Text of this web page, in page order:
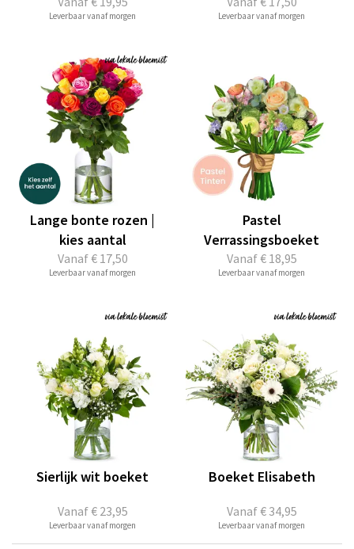
Leverbaar vanaf morgen Leverbaar vanaf morgen
Vanaf€ 17,50
Lange bonte rozen |
kies aantal
Leverbaar vanaf morgen
Vanaf€ 18,95
Pastel
Verrassingsboeket
Leverbaar vanaf morgen
Vanaf€ 23,95
Sierlijk wit boeket
Leverbaar vanaf morgen
Vanaf€ 34,95
Boeket Elisabeth
Leverbaar vanaf morgen